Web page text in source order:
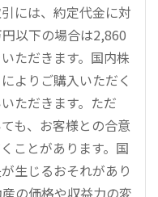
には、約定代金に対
以下の場合は2,860
ただきます。国内株
よりご購入いただく
ただきます。ただ
も、お客様との合意
ことがあります。国
生じるおそれがあり
の価格や収益力の変